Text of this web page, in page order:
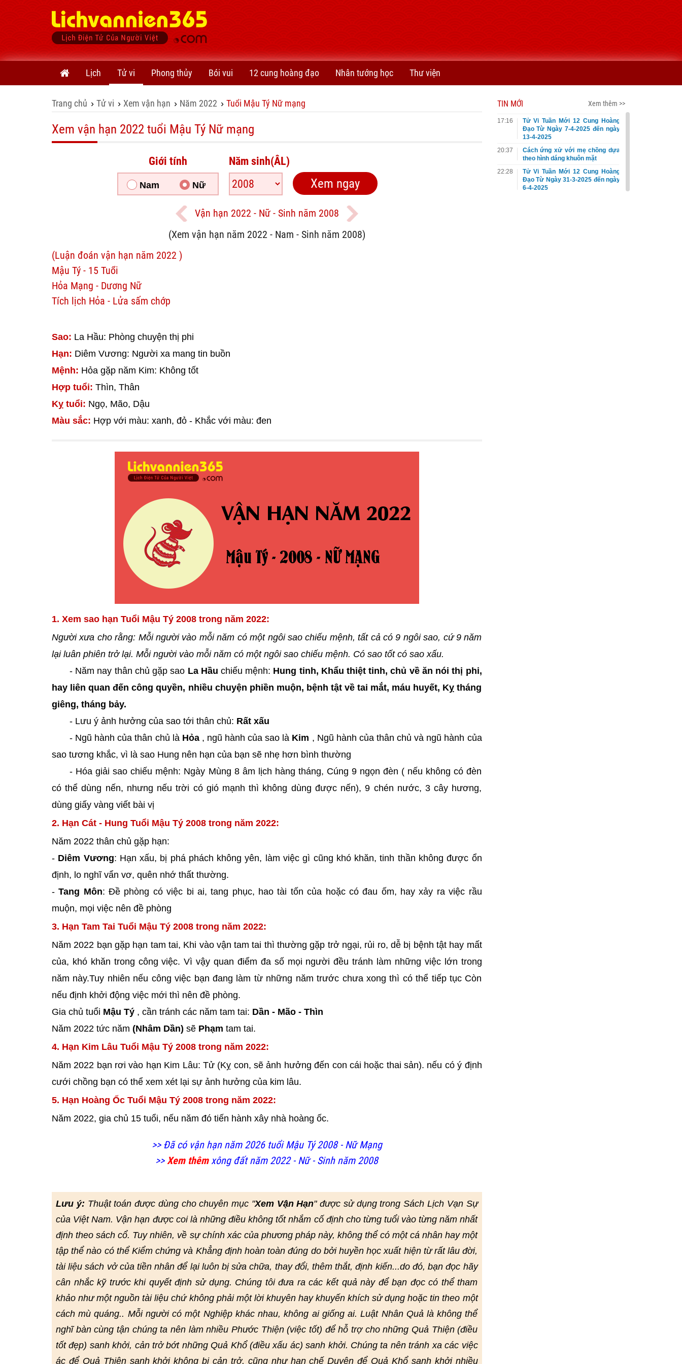
Lịch Tử vi Phong thủy Bói vui 12 cung hoàng đạo Nhân tướng học Thư viện
Trang chủ › Tử vi › Xem vận hạn › Năm 2022 › Tuổi Mậu Tý Nữ mạng
Xem vận hạn 2022 tuổi Mậu Tý Nữ mạng
Giới tính
Nam Nữ
Năm sinh(ÂL)
Vận hạn 2022 - Nữ - Sinh năm 2008
(Xem vận hạn năm 2022 - Nam - Sinh năm 2008)
(Luận đoán vận hạn năm 2022 )
Mậu Tý - 15 Tuổi
Hỏa Mạng - Dương Nữ
Tích lịch Hỏa - Lửa sấm chớp
Sao: La Hầu: Phòng chuyện thị phi
Hạn: Diêm Vương: Người xa mang tin buồn
Mệnh: Hỏa gặp năm Kim: Không tốt
Hợp tuổi: Thìn, Thân
Kỵ tuổi: Ngọ, Mão, Dậu
Màu sắc: Hợp với màu: xanh, đỏ - Khắc với màu: đen
1. Xem sao hạn Tuổi Mậu Tý 2008 trong năm 2022:
Người xưa cho rằng: Mỗi người vào mỗi năm có một ngôi sao chiếu mệnh, tất cả có 9 ngôi sao, cứ 9 năm
lại luân phiên trở lại. Mỗi người vào mỗi năm có một ngôi sao chiếu mệnh. Có sao tốt có sao xấu.
- Năm nay thân chủ gặp sao La Hầu chiếu mệnh: Hung tinh, Khẩu thiệt tinh, chủ về ăn nói thị phi,
hay liên quan đến công quyền, nhiều chuyện phiền muộn, bệnh tật về tai mắt, máu huyết, Kỵ tháng
giêng, tháng bảy.
- Lưu ý ảnh hưởng của sao tới thân chủ: Rất xấu
- Ngũ hành của thân chủ là Hỏa, ngũ hành của sao là Kim , Ngũ hành của thân chủ và ngũ hành của
sao tương khắc, vì là sao Hung nên hạn của bạn sẽ nhẹ hơn bình thường
- Hóa giải sao chiếu mệnh: Ngày Mùng 8 âm lịch hàng tháng, Cúng 9 ngọn đèn ( nếu không có đèn
có thể dùng nến, nhưng nếu trời có gió mạnh thì không dùng được nến), 9 chén nước, 3 cây hương,
dùng giấy vàng viết bài vị
2. Hạn Cát - Hung Tuổi Mậu Tý 2008 trong năm 2022:
Năm 2022 thân chủ gặp hạn:
- Diêm Vương: Hạn xấu, bị phá phách không yên, làm việc gì cũng khó khăn, tinh thần không được ổn
định, lo nghĩ vẩn vơ, quên nhớ thất thường.
-Tang Môn: Đề phòng có việc bi ai, tang phục, hao tài tốn của hoặc có đau ốm, hay xảy ra việc rầu
muộn, mọi việc nên đề phòng
3. Hạn Tam Tai Tuổi Mậu Tý 2008 trong năm 2022:
Năm 2022 bạn gặp hạn tam tai, Khi vào vận tam tai thì thường gặp trở ngại, rủi ro, dễ bị bệnh tật hay mất
của, khó khăn trong công việc. Vì vậy quan điểm đa số mọi người đều tránh làm những việc lớn trong
năm này.Tuy nhiên nếu công việc bạn đang làm từ những năm trước chưa xong thì có thể tiếp tục Còn
nếu định khởi động việc mới thì nên đề phòng.
Gia chủ tuổi Mậu Tý , cần tránh các năm tam tai: Dần - Mão - Thìn
Năm 2022 tức năm (Nhâm Dần) sẽ Phạm tam tai.
4. Hạn Kim Lâu Tuổi Mậu Tý 2008 trong năm 2022:
Năm 2022 bạn rơi vào hạn Kim Lâu: Tử (Kỵ con, sẽ ảnh hưởng đến con cái hoặc thai sản). nếu có ý định
cưới chồng bạn có thể xem xét lại sự ảnh hưởng của kim lâu.
5. Hạn Hoàng Ốc Tuổi Mậu Tý 2008 trong năm 2022:
Năm 2022, gia chủ 15 tuổi, nếu năm đó tiến hành xây nhà hoàng ốc.
>> Đã có vận hạn năm 2026 tuổi Mậu Tý 2008 - Nữ Mạng
>>Xem thêmxông đất năm 2022 - Nữ - Sinh năm 2008
Lưu ý: Thuật toán được dùng cho chuyên mục "Xem Vận Hạn" được sử dụng trong Sách Lịch Vạn Sự
của Việt Nam. Vận hạn được coi là những điều không tốt nhắm cố định cho từng tuổi vào từng năm nhất
định theo sách cổ. Tuy nhiên, về sự chính xác của phương pháp này, không thể có một cá nhân hay một
tập thể nào có thể Kiểm chứng và Khẳng định hoàn toàn đúng do bởi huyền học xuất hiện từ rất lâu đời,
tài liệu sách vở của tiền nhân để lại luôn bị sửa chữa, thay đổi, thêm thắt, định kiến...do đó, bạn đọc hãy
cân nhắc kỹ trước khi quyết định sử dụng. Chúng tôi đưa ra các kết quả này để bạn đọc có thể tham
khảo như một nguồn tài liệu chứ không phải một lời khuyên hay khuyến khích sử dụng hoặc tin theo một
cách mù quáng.. Mỗi người có một Nghiệp khác nhau, không ai giống ai. Luật Nhân Quả là không thể
nghĩ bàn cùng tận chúng ta nên làm nhiều Phước Thiện (việc tốt) để hỗ trợ cho những Quả Thiện (điều
tốt đẹp) sanh khởi, cản trở bớt những Quả Khổ (điều xấu ác) sanh khởi. Chúng ta nên tránh xa các việc
ác để Quả Thiện sanh khởi không bị cản trở, cũng như hạn chế Duyên để Quả Khổ sanh khởi nhiều
TIN MỚI Xem thêm >>
17:16
Tử Vi Tuần Mới 12 Cung Hoàng
Đạo Từ Ngày 7-4-2025 đến ngày
13-4-2025
20:37
Cách ứng xử với mẹ chồng dựa
theo hình dáng khuôn mặt
22:28
Tử Vi Tuần Mới 12 Cung Hoàng
Đạo Từ Ngày 31-3-2025 đến ngày
6-4-2025